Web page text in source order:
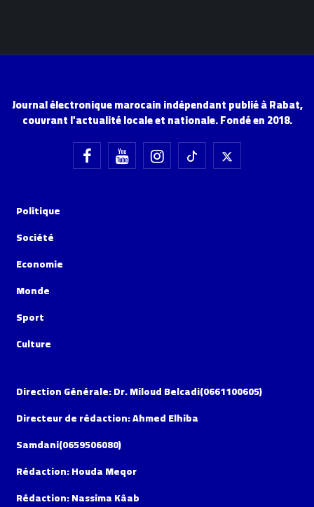
Journal électronique marocain indépendant publié à Rabat,
couvrant l'actualité locale et nationale. Fondé en 2018.
Politique
Société
Economie
Monde
Sport
Culture
Direction Générale: Dr. Miloud Belcadi(0661100605)
Directeur de rédaction: Ahmed Elhiba
Samdani(0659506080)
Rédaction: Houda Meqor
Rédaction: Nassima Kâab